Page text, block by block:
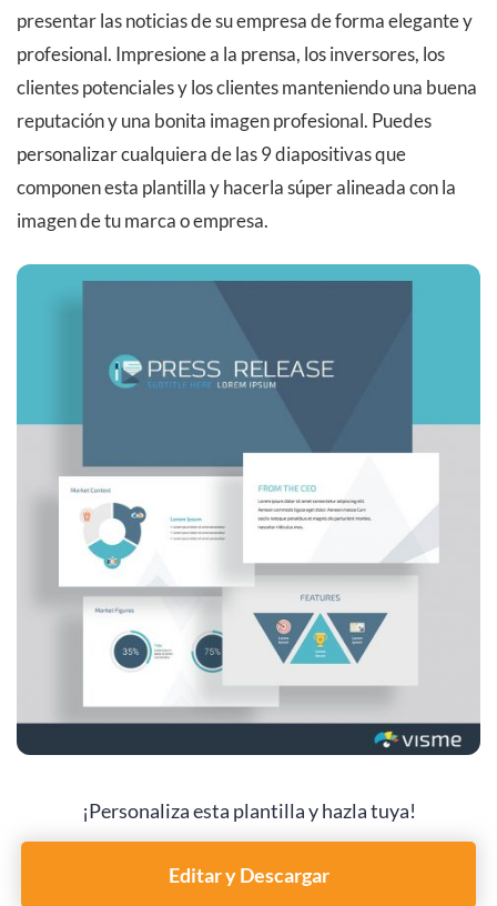
presentar las noticias de su empresa de forma elegante y
profesional. Impresione a la prensa, los inversores, los
clientes potenciales y los clientes manteniendo una buena
reputación y una bonita imagen profesional. Puedes
personalizar cualquiera de las 9 diapositivas que
componen esta plantilla y hacerla súper alineada con la
imagen de tu marca o empresa.
¡Personaliza esta plantilla y hazla tuya!
Editar y Descargar